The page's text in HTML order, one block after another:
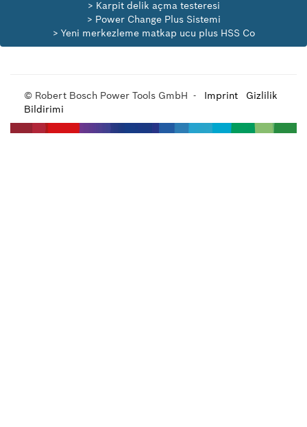
> Karpit delik açma testeresi
> Power Change Plus Sistemi
> Yeni merkezleme matkap ucu plus HSS Co
© Robert Bosch Power Tools GmbH - Imprint
Gizlilik
Bildirimi